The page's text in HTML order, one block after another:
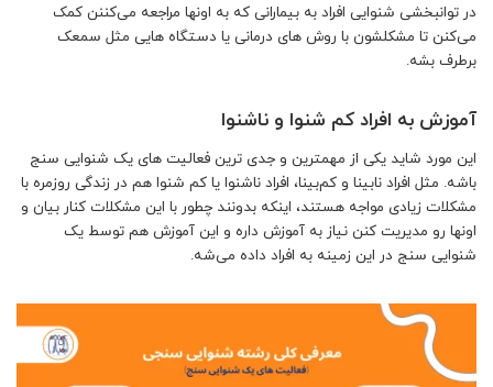
در توانبخشی شنوایی افراد به بیمارانی که به اونها مراجعه می‌کننن کمک
می‌کنن تا مشکلشون با روش های درمانی یا دستگاه هایی مثل سمعک
برطرف بشه.
آموزش به افراد کم شنوا و ناشنوا
این مورد شاید یکی از مهمترین و جدی ترین فعالیت های یک شنوایی سنج
باشه. مثل افراد نابینا و کم‌بینا، افراد ناشنوا یا کم شنوا هم در زندگی روزمره با
مشکلات زیادی مواجه هستند، اینکه بدونند چطور با این مشکلات کنار بیان و
اونها رو مدیریت کنن نیاز به آموزش داره و این آموزش هم توسط یک
شنوایی سنج در این زمینه به افراد داده می‌شه.